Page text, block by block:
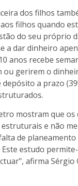
dos filhos
filhos quando
do seu próprio
a dar dinheiro
anos recebe
ou gerirem o
a prazo
mostram que os
e não
de
estudo
afirma